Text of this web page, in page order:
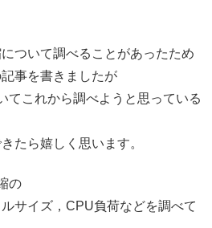
ついて調べることがあったため
事を書きましたが
てこれから調べようと思っている
たら嬉しく思います。
の
サイズ，CPU負荷などを調べて